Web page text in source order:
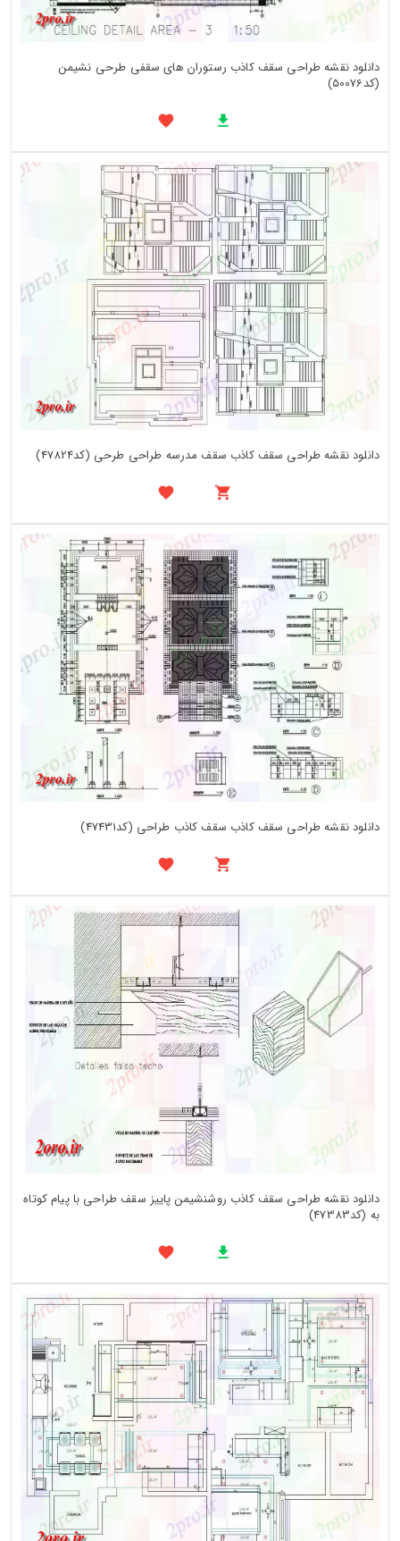
دانلود نقشه طراحی سقف کاذب رستوران های سقفی طرحی نشیمن
(کد50076)
دانلود نقشه طراحی سقف کاذب سقف مدرسه طراحی طرحی (کد47824)
دانلود نقشه طراحی سقف کاذب سقف کاذب طراحی (کد47431)
دانلود نقشه طراحی سقف کاذب روشنشیمن پاییز سقف طراحی با پیام کوتاه
به (کد47383)